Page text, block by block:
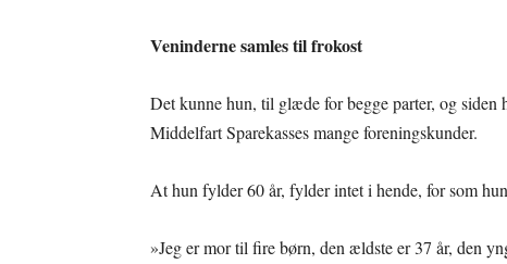
Veninderne samles til frokost
Det kunne hun, til glæde for begge parter, og
Middelfart Sparekasses mange foreningskunder.
At hun fylder 60 år, fylder intet i hende, for som
»Jeg er mor til fire børn, den ældste er 37 år, den